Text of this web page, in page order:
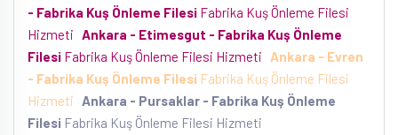
- Fabrika Kuş Önleme Filesi Fabrika Kuş Önleme Filesi
Hizmeti Ankara - Etimesgut - Fabrika Kuş Önleme
Filesi Fabrika Kuş Önleme Filesi Hizmeti
Ankara - Evren
- Fabrika Kuş Önleme Filesi Fabrika Kuş Önleme Filesi
Hizmeti Ankara - Pursaklar - Fabrika Kuş Önleme
Filesi Fabrika Kuş Önleme Filesi Hizmeti